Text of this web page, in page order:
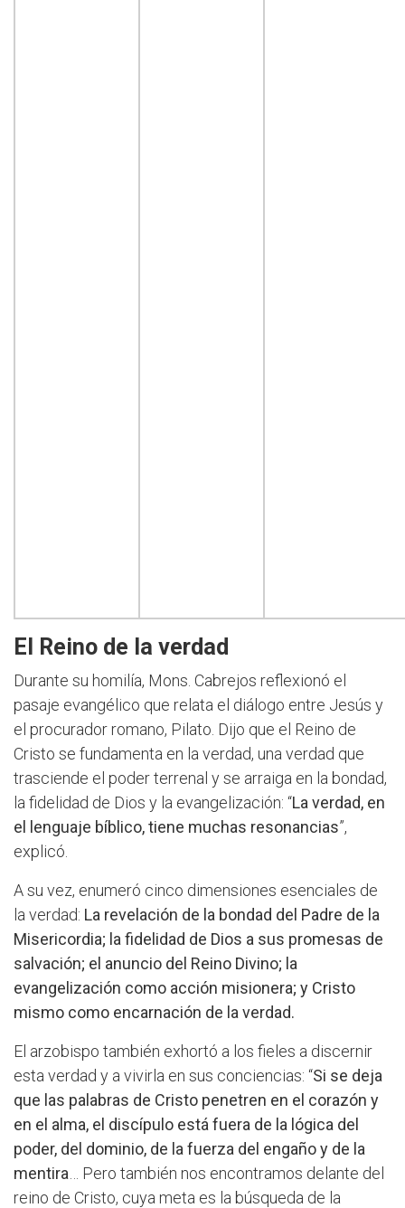
El Reino de la verdad
Durante su homilía, Mons. Cabrejos reflexionó el
pasaje evangélico que relata el diálogo entre Jesús y
el procurador romano, Pilato. Dijo que el Reino de
Cristo se fundamenta en la verdad, una verdad que
trasciende el poder terrenal y se arraiga en la bondad,
la fidelidad de Dios y la evangelización: “La verdad, en
el lenguaje bíblico, tiene muchas resonancias”,
explicó.
A su vez, enumeró cinco dimensiones esenciales de
la verdad: La revelación de la bondad del Padre de la
Misericordia; la fidelidad de Dios a sus promesas de
salvación; el anuncio del Reino Divino; la
evangelización como acción misionera; y Cristo
mismo como encarnación de la verdad.
El arzobispo también exhortó a los fieles a discernir
esta verdad y a vivirla en sus conciencias: “Si se deja
que las palabras de Cristo penetren en el corazón y
en el alma, el discípulo está fuera de la lógica del
poder, del dominio, de la fuerza del engaño y de la
mentira … Pero también nos encontramos delante del
reino de Cristo, cuya meta es la búsqueda de la